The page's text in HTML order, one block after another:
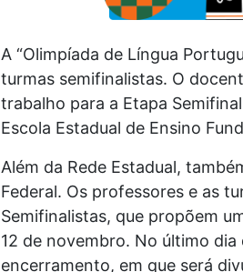
A “Olimpíada de Língua
turmas semifinalistas. O
trabalho para a Etapa
Escola Estadual de Ensino
Além da Rede Estadual,
Federal. Os professores e as
Semifinalistas, que propõem
12 de novembro. No último
encerramento, em que será